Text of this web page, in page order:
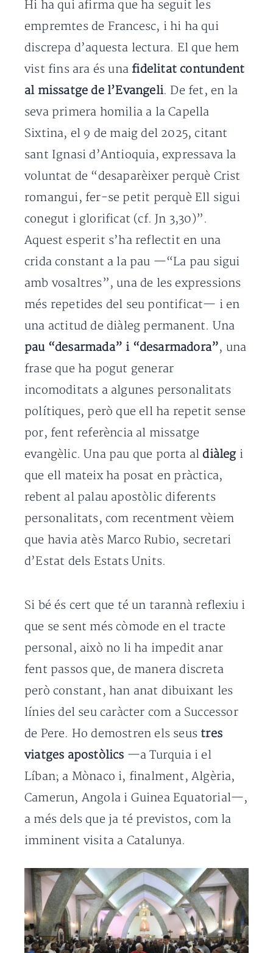
Hi ha qui afirma que ha seguit les
empremtes de Francesc, i hi ha qui
discrepa d’aquesta lectura. El que hem
vist fins ara és unafidelitat contundent
al missatge de l’Evangeli. De fet, en la
seva primera homilia a la Capella
Sixtina, el 9 de maig del 2025, citant
sant Ignasi d’Antioquia, expressava la
voluntat de “desaparèixer perquè Crist
romangui, fer-se petit perquè Ell sigui
conegut i glorificat (cf. Jn 3,30)”.
Aquest esperit s’ha reflectit en una
crida constant a la pau —“La pau sigui
amb vosaltres”, una de les expressions
més repetides del seu pontificat— i en
una actitud de diàleg permanent. Una
pau “desarmada” i “desarmadora”, una
frase que ha pogut generar
incomoditats a algunes personalitats
polítiques, però que ell ha repetit sense
por, fent referència al missatge
evangèlic. Una pau que porta al diàleg i
que ell mateix ha posat en pràctica,
rebent al palau apostòlic diferents
personalitats, com recentment vèiem
que havia atès Marco Rubio, secretari
d’Estat dels Estats Units.
Si bé és cert que té un tarannà reflexiu i
que se sent més còmode en el tracte
personal, això no li ha impedit anar
fent passos que, de manera discreta
però constant, han anat dibuixant les
línies del seu caràcter com a Successor
de Pere. Ho demostren els seus tres
viatges apostòlics —a Turquia i el
Líban; a Mònaco i, finalment, Algèria,
Camerun, Angola i Guinea Equatorial—,
a més dels que ja té previstos, com la
imminent visita a Catalunya.